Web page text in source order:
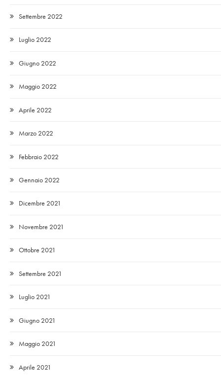
Settembre 2022
Luglio 2022
Giugno 2022
Maggio 2022
Aprile 2022
Marzo 2022
Febbraio 2022
Gennaio 2022
Dicembre 2021
Novembre 2021
Ottobre 2021
Settembre 2021
Luglio 2021
Giugno 2021
Maggio 2021
Aprile 2021